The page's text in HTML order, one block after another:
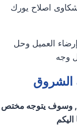
شكاوى اصلاح يورك
العميل وحل
وجه
الشروق
, وسوف يتوجه مختص